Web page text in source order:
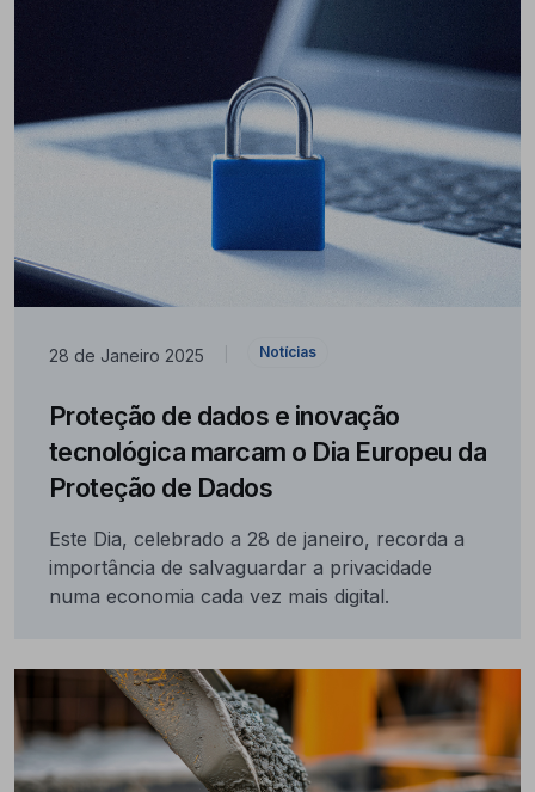
28 de Janeiro 2025 Notícias
Proteção de dados e inovação
tecnológica marcam o Dia Europeu da
Proteção de Dados
Este Dia, celebrado a 28 de janeiro, recorda a
importância de salvaguardar a privacidade
numa economia cada vez mais digital.